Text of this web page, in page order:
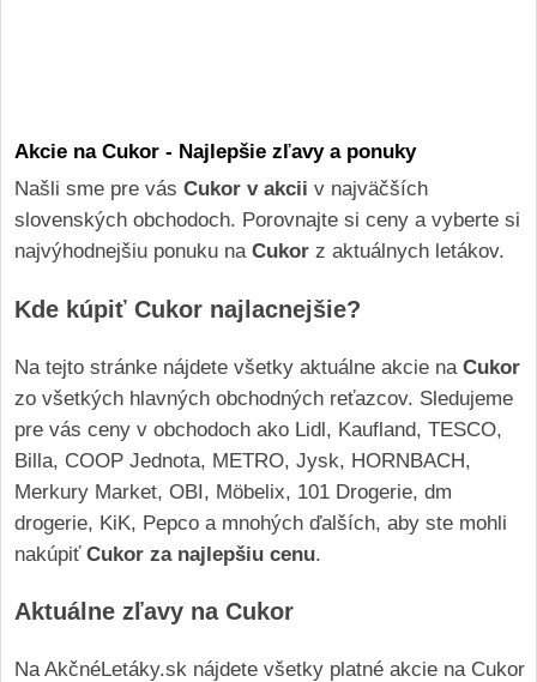
Akcie na Cukor - Najlepšie zľavy a ponuky
Našli sme pre vás Cukor v akcii v najväčších
slovenských obchodoch. Porovnajte si ceny a vyberte si
najvýhodnejšiu ponuku na Cukor z aktuálnych letákov.
Kde kúpiť Cukor najlacnejšie?
Na tejto stránke nájdete všetky aktuálne akcie na Cukor
zo všetkých hlavných obchodných reťazcov. Sledujeme
pre vás ceny v obchodoch ako Lidl, Kaufland, TESCO,
Billa, COOP Jednota, METRO, Jysk, HORNBACH,
Merkury Market, OBI, Möbelix, 101 Drogerie, dm
drogerie, KiK, Pepco a mnohých ďalších, aby ste mohli
nakúpiť Cukor za najlepšiu cenu.
Aktuálne zľavy na Cukor
Na AkčnéLetáky.sk nájdete všetky platné akcie na Cukor